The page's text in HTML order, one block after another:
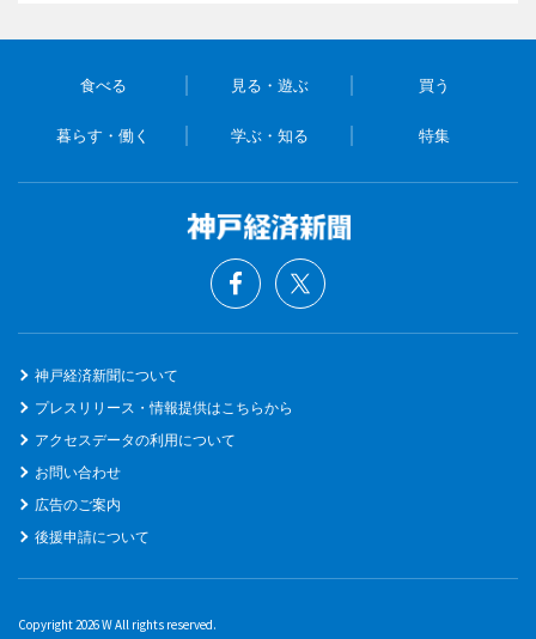
食べる 見る・遊ぶ 買う
暮らす・働く 学ぶ・知る 特集
神戸経済新聞について
プレスリリース・情報提供はこちらから
アクセスデータの利用について
お問い合わせ
広告のご案内
後援申請について
Copyright 2026 W All rights reserved.